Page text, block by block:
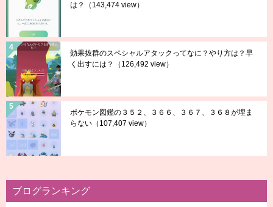
は？
（143,474 view）
効果抜群のスペシャルアタックってなに？やり方は？早
く出すには？
（126,492 view）
ポケモン図鑑の３５２、３６６、３６７、３６８が埋ま
らない （107,407 view）
ブログランキング